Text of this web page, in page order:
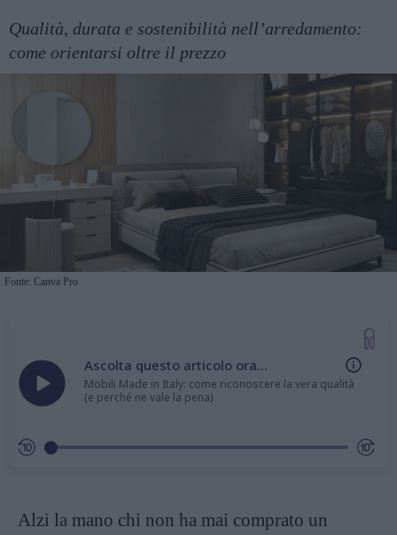
Qualità, durata e sostenibilità nell’arredamento:
come orientarsi oltre il prezzo
Fonte: Canva Pro
Ascolta questo articolo ora...
Mobili Made in Italy: come riconoscere la vera qualità
(e perché ne vale la pena)
Alzi la mano chi non ha mai comprato un